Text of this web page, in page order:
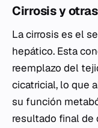
Cirrosis y
La cirrosis es el
hepático. Esta
reemplazo del
cicatricial, lo que
su función
resultado final de